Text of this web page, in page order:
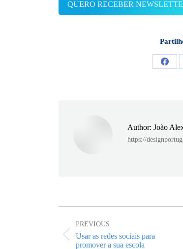
Share
Author: João
https://
PREVIOUS
Previous
post:
Usar as redes sociais para
promover a sua escola